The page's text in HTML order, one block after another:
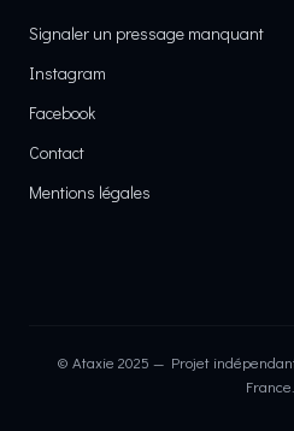
Signaler un pressage manquant
Instagram
Facebook
Contact
Mentions légales
© Ataxie 2025 — Projet
France.